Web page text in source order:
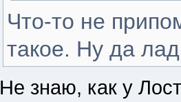
Что-то не
такое. Ну да
Не знаю, как у